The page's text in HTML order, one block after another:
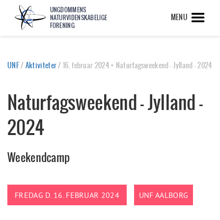
UNGDOMMENS
NATURVIDENSKABELIGE
FORENING
MENU
UNF/Aktiviteter/16. februar 2024 • Naturfagsweekend - Jylland - 2024
Naturfagsweekend - Jylland -
2024
Weekendcamp
FREDAG D. 16. FEBRUAR 2024 UNF AALBORG